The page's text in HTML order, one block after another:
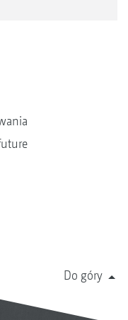
Do góry